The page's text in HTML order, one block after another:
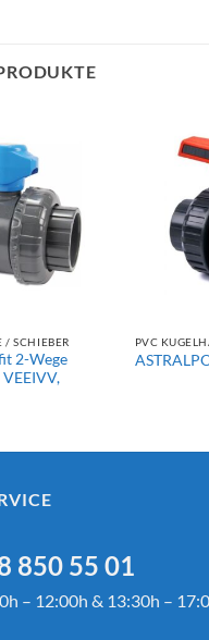
/ SCHIEBER
2-Wege
PVC
850 55 01
– 12:00h & 13:30h –